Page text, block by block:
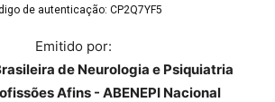
de autenticação: CP2Q7YF5
Emitido por:
de Neurologia e Psiquiatria
Afins - ABENEPI Nacional